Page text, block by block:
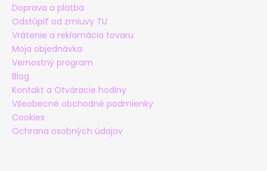
Doprava a platba
Odstúpiť od zmluvy TU
Vrátenie a reklamácia tovaru
Moja objednávka
Vernostný program
Blog
Kontakt a Otváracie hodiny
Všeobecné obchodné podmienky
Cookies
Ochrana osobných údajov